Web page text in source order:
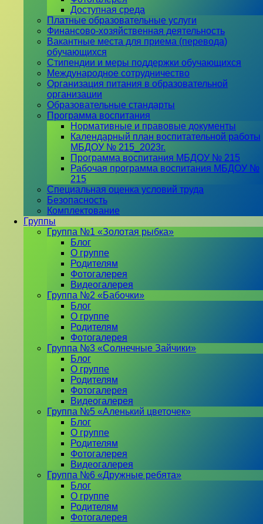
Доступная среда
Платные образовательные услуги
Финансово-хозяйственная деятельность
Вакантные места для приема (перевода)
обучающихся
Стипендии и меры поддержки обучающихся
Международное сотрудничество
Организация питания в образовательной
организации
Образовательные стандарты
Программа воспитания
Нормативные и правовые документы
Календарный план воспитательной работы
МБДОУ № 215_2023г.
Программа воспитания МБДОУ № 215
Рабочая программа воспитания МБДОУ №
215
Специальная оценка условий труда
Безопасность
Комплектование
Группы
Группа №1 «Золотая рыбка»
Блог
О группе
Родителям
Фотогалерея
Видеогалерея
Группа №2 «Бабочки»
Блог
О группе
Родителям
Фотогалерея
Группа №3 «Солнечные Зайчики»
Блог
О группе
Родителям
Фотогалерея
Видеогалерея
Группа №5 «Аленький цветочек»
Блог
О группе
Родителям
Фотогалерея
Видеогалерея
Группа №6 «Дружные ребята»
Блог
О группе
Родителям
Фотогалерея